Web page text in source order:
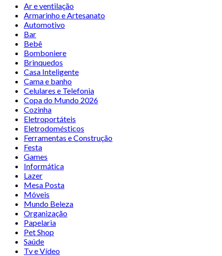
Ar e ventilação
Armarinho e Artesanato
Automotivo
Bar
Bebê
Bomboniere
Brinquedos
Casa Inteligente
Cama e banho
Celulares e Telefonia
Copa do Mundo 2026
Cozinha
Eletroportáteis
Eletrodomésticos
Ferramentas e Construção
Festa
Games
Informática
Lazer
Mesa Posta
Móveis
Mundo Beleza
Organização
Papelaria
Pet Shop
Saúde
Tv e Vídeo